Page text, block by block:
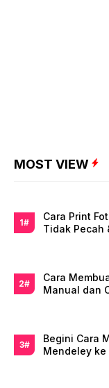
MOST VIEW
Cara Print
Tidak Pecah
Cara
Manual dan
Begini Cara
Mendeley ke